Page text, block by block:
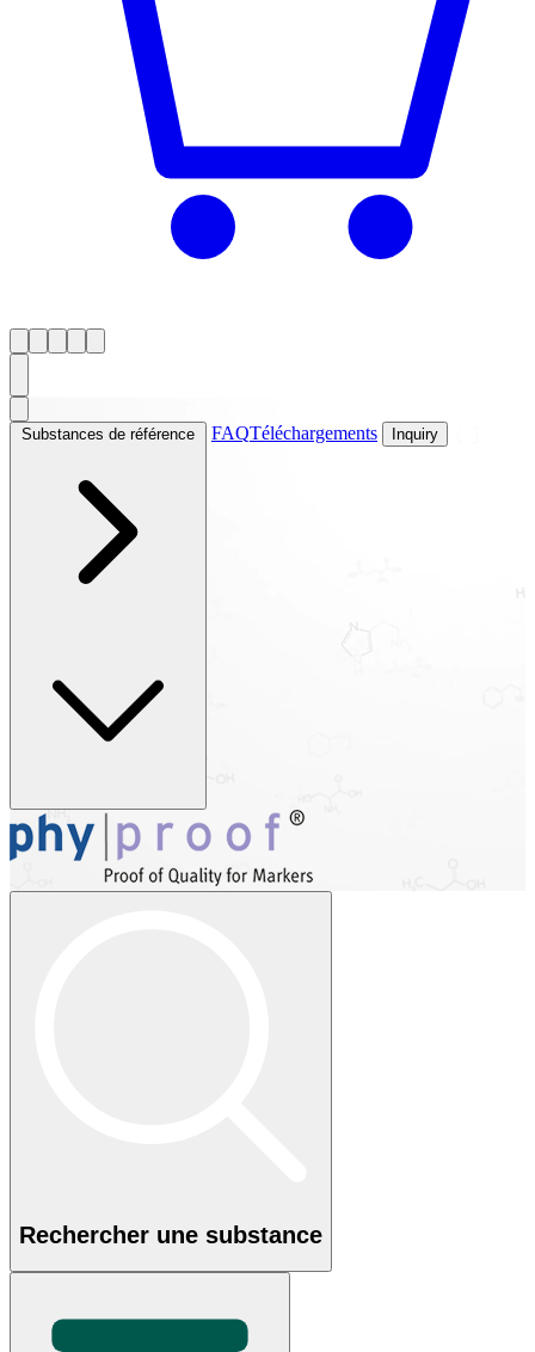
Substances de référence FAQTéléchargements Inquiry
Rechercher une substance